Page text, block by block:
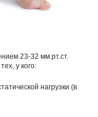
23-32 мм.рт.ст.
у кого:
нагрузки (в